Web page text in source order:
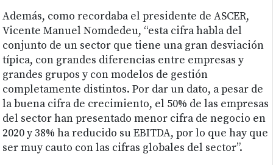
Además, como recordaba el presidente de ASCER,
Vicente Manuel Nomdedeu, “esta cifra habla del
conjunto de un sector que tiene una gran desviación
típica, con grandes diferencias entre empresas y
grandes grupos y con modelos de gestión
completamente distintos. Por dar un dato, a pesar de
la buena cifra de crecimiento, el 50% de las empresas
del sector han presentado menor cifra de negocio en
2020 y 38% ha reducido su EBITDA, por lo que hay que
ser muy cauto con las cifras globales del sector”.